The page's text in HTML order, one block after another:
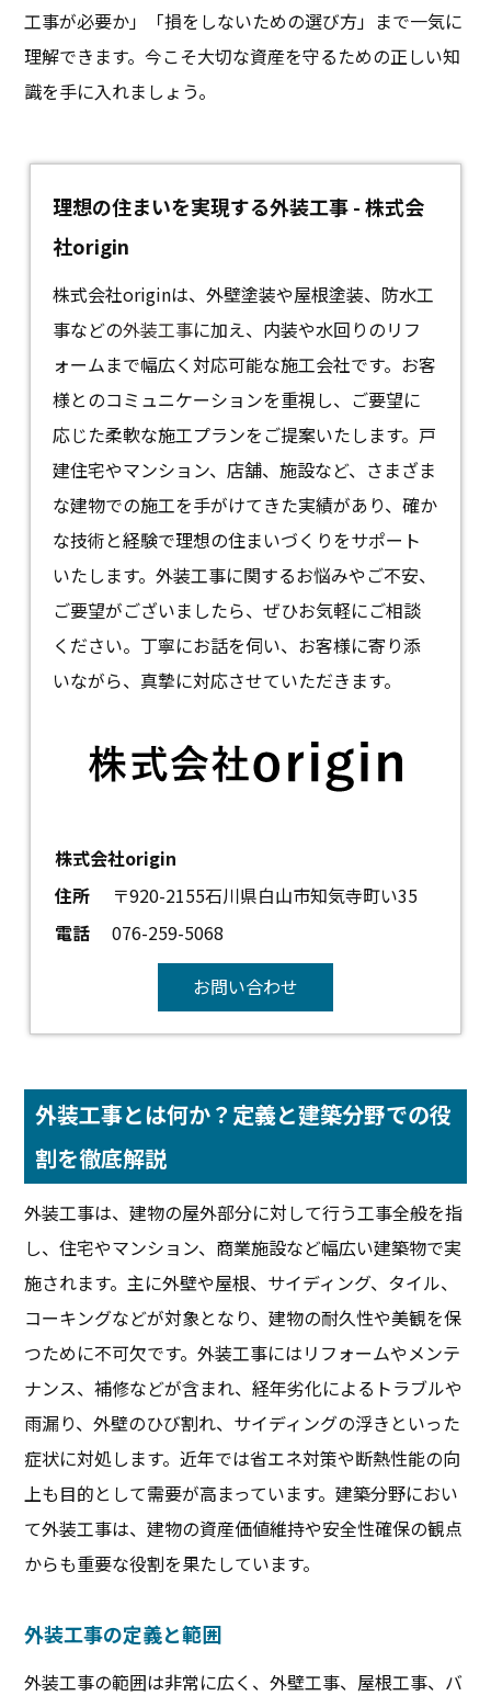
工事が必要か」「損をしないための選び方」まで一気に
理解できます。今こそ大切な資産を守るための正しい知
識を手に入れましょう。
理想の住まいを実現する外装工事 - 株式会
社origin
株式会社originは、外壁塗装や屋根塗装、防水工
事などの外装工事に加え、内装や水回りのリフ
ォームまで幅広く対応可能な施工会社です。お客
様とのコミュニケーションを重視し、ご要望に
応じた柔軟な施工プランをご提案いたします。戸
建住宅やマンション、店舗、施設など、さまざま
な建物での施工を手がけてきた実績があり、確か
な技術と経験で理想の住まいづくりをサポート
いたします。外装工事に関するお悩みやご不安、
ご要望がございましたら、ぜひお気軽にご相談
ください。丁寧にお話を伺い、お客様に寄り添
いながら、真摯に対応させていただきます。
株式会社origin
住所
〒920-2155石川県白山市知気寺町い35
電話
076-259-5068
お問い合わせ
外装工事とは何か？定義と建築分野での役
割を徹底解説
外装工事は、建物の屋外部分に対して行う工事全般を指
し、住宅やマンション、商業施設など幅広い建築物で実
施されます。主に外壁や屋根、サイディング、タイル、
コーキングなどが対象となり、建物の耐久性や美観を保
つために不可欠です。外装工事にはリフォームやメンテ
ナンス、補修などが含まれ、経年劣化によるトラブルや
雨漏り、外壁のひび割れ、サイディングの浮きといった
症状に対処します。近年では省エネ対策や断熱性能の向
上も目的として需要が高まっています。建築分野におい
て外装工事は、建物の資産価値維持や安全性確保の観点
からも重要な役割を果たしています。
外装工事の定義と範囲
外装工事の範囲は非常に広く、外壁工事、屋根工事、バ